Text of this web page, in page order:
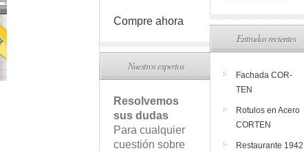
Compre ahora
Nuestros expertos
Resolvemos
sus dudas
Para cualquier
cuestión sobre
Entradas recientes
Fachada COR-
TEN
Rotulos en Acero
CORTEN
Restaurante 1942